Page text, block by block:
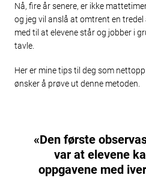
Nå, fire år senere, er ikke
og jeg vil anslå at omtrent en
med til at elevene står og jobber i
tavle.
Her er mine tips til deg som
ønsker å prøve ut denne metoden.
«Den første
var at elevene
oppgavene med